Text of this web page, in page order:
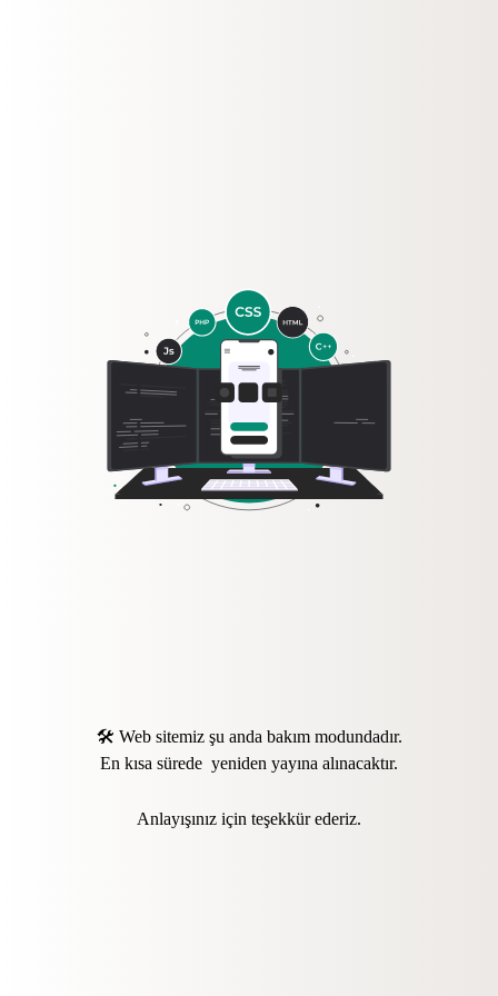
🛠️ Web sitemiz şu anda bakım modundadır.
En kısa sürede yeniden yayına alınacaktır.
Anlayışınız için teşekkür ederiz.